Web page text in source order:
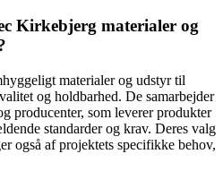
Kirkebjerg materialer og
materialer og udstyr til
og holdbarhed. De samarbejder
producenter, som leverer produkter
standarder og krav. Deres valg
også af projektets specifikke behov,